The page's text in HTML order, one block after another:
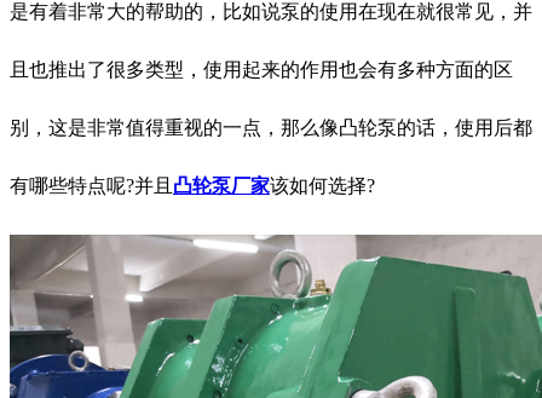
是有着非常大的帮助的，比如说泵的使用在现在就很常见，并
且也推出了很多类型，使用起来的作用也会有多种方面的区
别，这是非常值得重视的一点，那么像凸轮泵的话，使用后都
有哪些特点呢?并且 凸轮泵厂家该如何选择?